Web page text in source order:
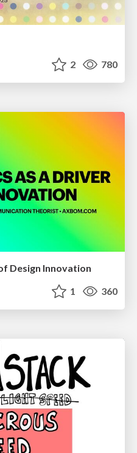
2 780
Design Innovation
1 360